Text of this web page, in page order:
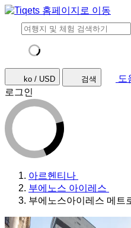
ko / USD 검색
도
로그인
아르헨티나
부에노스 아이레스
부에노스아이레스 메트